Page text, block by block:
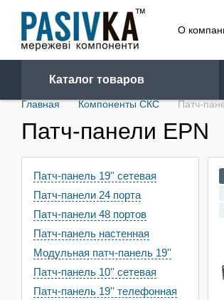
Перейти к основному контенту
О
Каталог товаров
Главная Компоненты СКС Патч-
Патч-панели EPN
Патч-панель 19'' сетевая
Патч-панели 24 порта
Патч-панели 48 портов
Патч-панель настенная
Модульная патч-панель 19''
Патч-панель 10'' сетевая
Патч-панель 19'' телефонная